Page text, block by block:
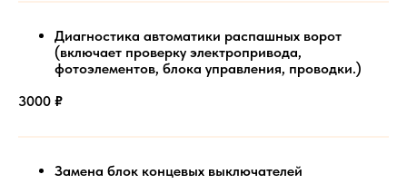
Диагностика автоматики распашных ворот
(включает проверку электропривода,
фотоэлементов, блока управления, проводки.)
3000 ₽
Замена блок концевых выключателей